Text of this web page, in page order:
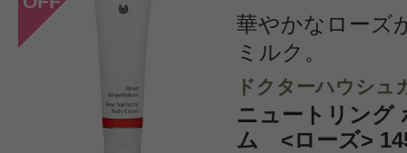
華やかなローズ
ミルク。
ドクターハウシュ
ニュートリング
ム <ローズ>